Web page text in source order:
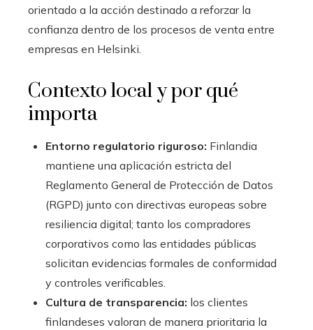
orientado a la acción destinado a reforzar la
confianza dentro de los procesos de venta entre
empresas en Helsinki.
Contexto local y por qué
importa
Entorno regulatorio riguroso: Finlandia
mantiene una aplicación estricta del
Reglamento General de Protección de Datos
(RGPD) junto con directivas europeas sobre
resiliencia digital; tanto los compradores
corporativos como las entidades públicas
solicitan evidencias formales de conformidad
y controles verificables.
Cultura de transparencia: los clientes
finlandeses valoran de manera prioritaria la